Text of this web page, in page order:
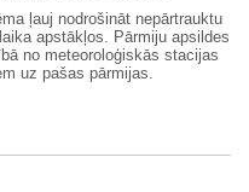
ļauj nodrošināt nepārtrauktu
apstākļos. Pārmiju apsildes
no meteoroloģiskās stacijas
uz pašas pārmijas.